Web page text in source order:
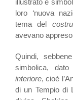
illustrato e
loro ‘nuova
tema del
avevano
Quindi,
simbolica,
interiore, cioè
di un Tempio di